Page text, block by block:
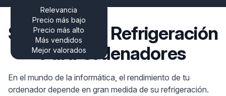
Relevancia
Precio más bajo
Precio más alto
Más vendidos
Mejor valorados
Sistemas De Refrigeración
Para Ordenadores
En el mundo de la informática, el rendimiento de tu
ordenador depende en gran medida de su refrigeración.